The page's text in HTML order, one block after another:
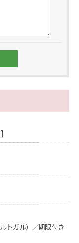
トガル）／期限付き